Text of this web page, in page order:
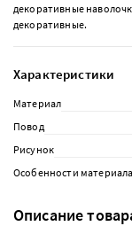
декоративные
декоративные.
Характеристики
Материал
Повод
Рисунок
Особенности материала
Описание